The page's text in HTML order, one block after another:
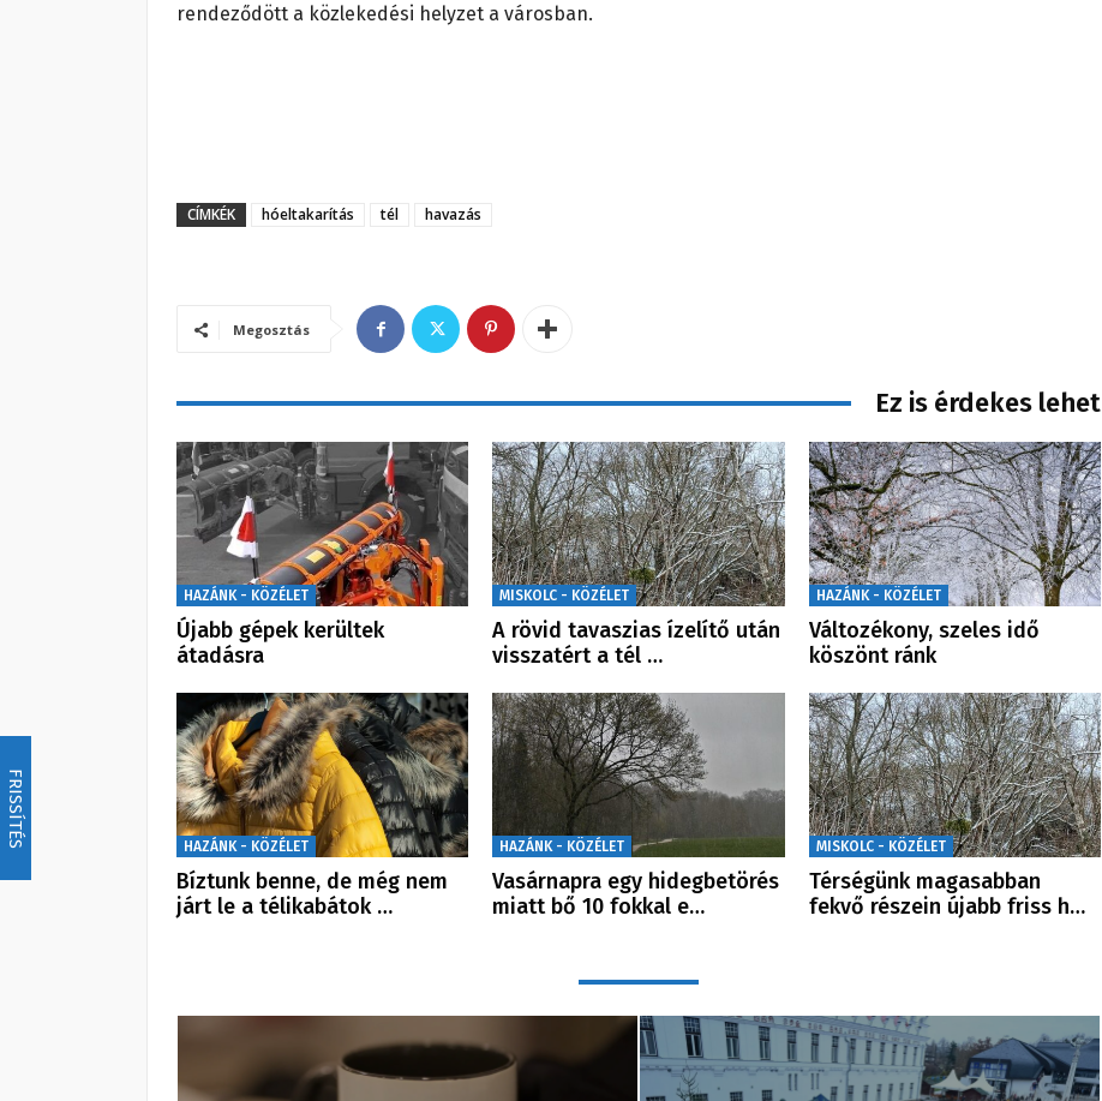
FRISSÍTÉS
rendeződött a közlekedési helyzet a városban.
CÍMKÉK hóeltakarítás tél havazás
Megosztás
Ez is érdekes lehet
HAZÁNK - KÖZÉLET
Újabb gépek kerültek
átadásra
MISKOLC - KÖZÉLET
A rövid tavaszias ízelítő után
visszatért a tél …
HAZÁNK - KÖZÉLET
Változékony, szeles idő
köszönt ránk
HAZÁNK - KÖZÉLET
Bíztunk benne, de még nem
járt le a télikabátok …
HAZÁNK - KÖZÉLET
Vasárnapra egy hidegbetörés
miatt bő 10 fokkal e…
MISKOLC - KÖZÉLET
Térségünk magasabban
fekvő részein újabb friss h…